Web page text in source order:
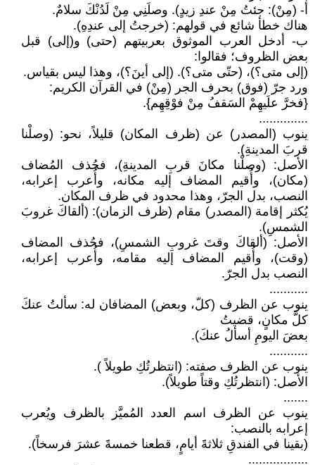
أ- (مِنْ): جئتُ مِنْ عندِ زيدٍ). وصلَنِي مِنْ لَدُنْكَ سلامٌ.
هناك خطأ شائع في قولهم: (خرجتُ إلى عندِهِ).
ب- أدخل العرب الموثوق بعربيتهم (حتى) و(إلى) قبل
بعض الظروف؛ فقالوا:
(إلى متى؟)، (حتّى متى؟). (إلى أينَ؟)، وهذا ليس بقياس.
ورد جرّ (فوق) بحرف الجر (مِنْ) في القرآن الكريم:
{فخرَّ علَيهِمْ السَقفُ مِنْ فوْقِهِم}.
..............
ينوب (المصدر) عن (ظرف المكان) قليلاً، نحو: (وصلْنا
قربَ المدينةِ).
الأصل: (وصلْنا مكانَ قربِ المدينةِ)، فحُذف المُضاف
(مكان)، وأُقيم المضاف إليه مكانه، وأُعرب إعرابه،
النصب، بدل الجرّ، وهذا محدود في ظرف المكان.
يُكثر إقامة (المصدر) مقام (ظرف الزمان): (ألقاكَ غروبَ
الشمسِ).
الأصل: (ألقاكَ وقتَ غروبِ الشمسِ)، فحُذف المضاف
(وقت)، وأُقيم المضاف إليه مقامه، وأُعرب إعرابه،
النصب بدل الجرّ.
...........
ينوب عن الظرف (كلّ، وبعض) المضافان له: سألتُ عنكَ
كلَّ مكانٍ، قضيتُ
بعضَ اليومِ أسألُ عنكَ).
...........
ينوب عن الظرف صفته: (انتظرتُكِ طويلاً ).
الأصل: (انتظرتُكِ وقتاً طويلاً).
.......
ينوب عن الظرف اسم العدد المُميَّز بالظرف ويُعرب
إعرابه بالنصب:
(بقينا في الفندقِ ثلاثةََ أيامٍ، قطعنا خمسةََ عشرَ فرسخاً).
.................